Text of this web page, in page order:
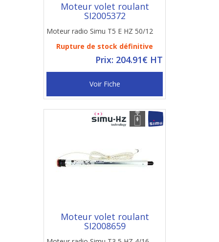
Moteur volet roulant
SI2005372
Moteur radio Simu T5 E HZ 50/12
Rupture de stock définitive
Prix: 204.91€ HT
Voir Fiche
Moteur volet roulant
SI2008659